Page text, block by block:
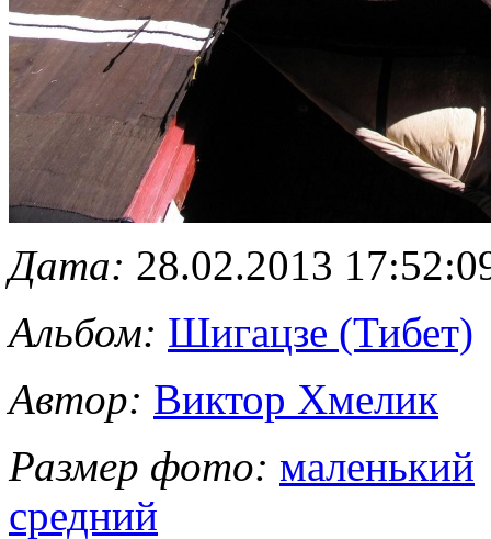
Дата: 28.02.2013
Альбом: Шигацзе (Тибет)
Автор: Виктор Хмелик
Размер фото: маленький
средний